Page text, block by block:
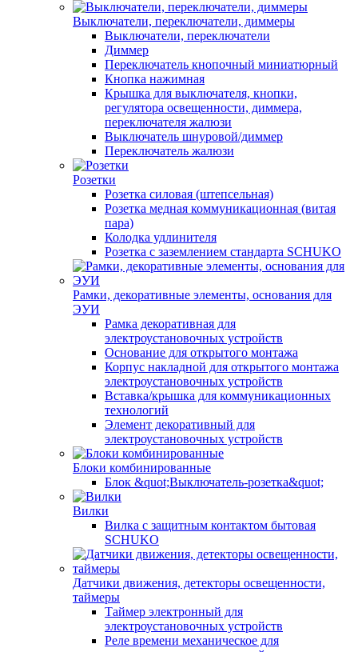
Выключатели, переключатели, диммеры
Выключатели, переключатели
Диммер
Переключатель кнопочный миниатюрный
Кнопка нажимная
Крышка для выключателя, кнопки,
регулятора освещенности, диммера,
переключателя жалюзи
Выключатель шнуровой/диммер
Переключатель жалюзи
Розетки
Розетка силовая (штепсельная)
Розетка медная коммуникационная (витая
пара)
Колодка удлинителя
Розетка с заземлением стандарта SCHUKO
Рамки, декоративные элементы, основания для
ЭУИ
Рамка декоративная для
электроустановочных устройств
Основание для открытого монтажа
Корпус накладной для открытого монтажа
электроустановочных устройств
Вставка/крышка для коммуникационных
технологий
Элемент декоративный для
электроустановочных устройств
Блоки комбинированные
Блок &quot;Выключатель-розетка&quot;
Вилки
Вилка с защитным контактом бытовая
SCHUKO
Датчики движения, детекторы освещенности,
таймеры
Таймер электронный для
электроустановочных устройств
Реле времени механическое для